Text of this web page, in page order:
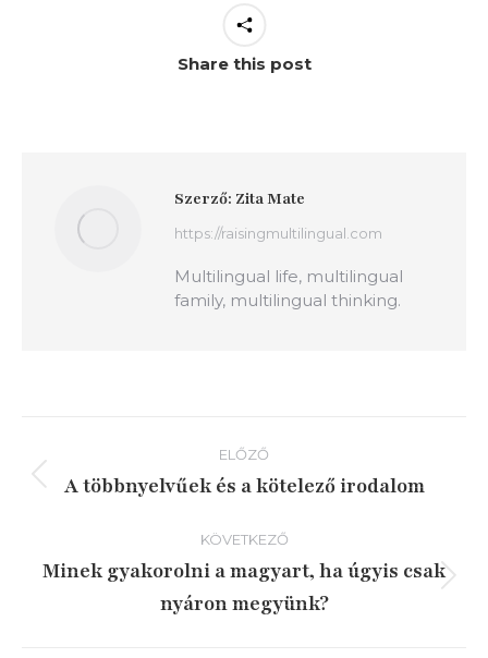
Share this post
Szerző: Zita Mate
https://raisingmultilingual.com
Multilingual life, multilingual
family, multilingual thinking.
navigáció
ELŐZŐ
Előző
A többnyelvűek és a kötelező irodalom
KÖVETKEZŐ
Következő
írás:
Minek gyakorolni a magyart, ha úgyis csak
nyáron megyünk?